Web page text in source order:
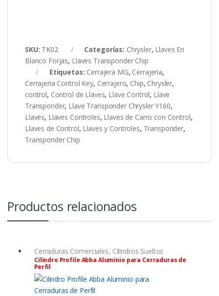
SKU: TK02 Categorías: Chrysler, Llaves En
Blanco Forjas, Llaves Transponder Chip
Etiquetas: Cerrajera MG, Cerrajeria,
Cerrajeria Control Key, Cerrajero, Chip, Chrysler,
control, Control de Llaves, Llave Control, Llave
Transponder, Llave Transponder Chrysler Y160,
Llaves, Llaves Controles, Llaves de Carro con Control,
Llaves de Control, Llaves y Controles, Transponder,
Transponder Chip
Productos relacionados
Cerraduras Comerciales, Cilindros Sueltos
Cilindro Profile Abba Aluminio para Cerraduras de
Perfil